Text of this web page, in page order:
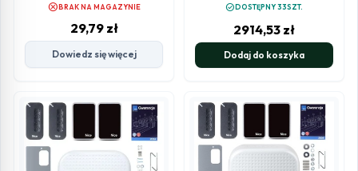
cancelBRAK NA MAGAZYNIE
29,79 zł
Dowiedz się więcej
check_circleDOSTĘPNY 33SZT.
2914,53 zł
Dodaj do koszyka